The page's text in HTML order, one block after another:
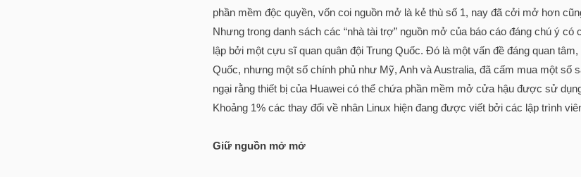
phần mềm độc quyền, vốn coi nguồn mở là kẻ thù số 1, nay đã cởi mở hơn
Nhưng trong danh sách các “nhà tài trợ” nguồn mở của báo cáo đáng chú ý
lập bởi một cựu sĩ quan quân đội Trung Quốc. Đó là một vấn đề đáng quan
Quốc, nhưng một số chính phủ như Mỹ, Anh và Australia, đã cấm mua một
ngại rằng thiết bị của Huawei có thể chứa phần mềm mở cửa hậu được sử
Khoảng 1% các thay đổi về nhân Linux hiện đang được viết bởi các lập trình
Giữ nguồn mở mở